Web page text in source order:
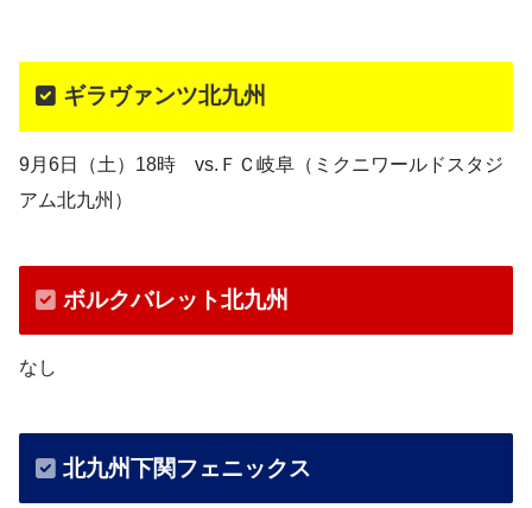
ギラヴァンツ北九州
9月6日（土）18時 vs.ＦＣ岐阜（ミクニワールドスタジ
アム北九州）
ボルクバレット北九州
なし
北九州下関フェニックス